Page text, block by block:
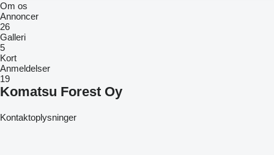
Om os
Annoncer
26
Galleri
5
Kort
Anmeldelser
19
Komatsu Forest Oy
Kontaktoplysninger